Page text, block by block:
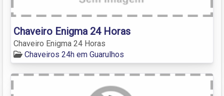
Chaveiro Enigma 24 Horas
Chaveiro Enigma 24 Horas
Chaveiros 24h em Guarulhos